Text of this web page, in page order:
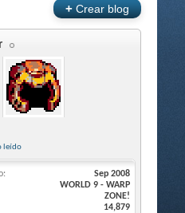
+Crear blog
leído
Sep 2008
WORLD 9 - WARP
ZONE!
14,879